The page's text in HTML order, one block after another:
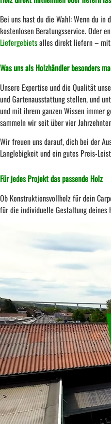
Bei uns hast du die Wahl: Wenn du in
kostenlosen Beratungsservice. Oder
Liefergebietsalles direkt liefern – mit
Was uns als Holzhändler besonders
Unsere Expertise und die Qualität
und Gartenausstattung stellen, und
und mit ihrem ganzen Wissen immer
sammeln wir seit über vier
Wir freuen uns darauf, dich bei der
Langlebigkeit und ein gutes Preis-
Für jedes Projekt das passende Holz
Ob Konstruktionsvollholz für dein
für die individuelle Gestaltung deines